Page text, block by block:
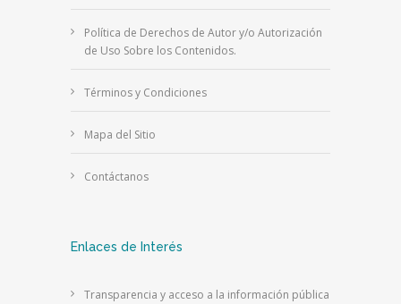
Política de Derechos de Autor y/o Autorización
de Uso Sobre los Contenidos.
Términos y Condiciones
Mapa del Sitio
Contáctanos
Enlaces de Interés
Transparencia y acceso a la información pública